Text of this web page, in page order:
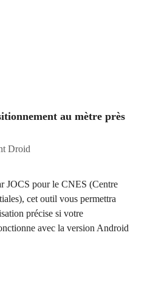
au mètre près
Droid
JOCS pour le CNES (Centre
cet outil vous permettra
précise si votre
avec la version Android